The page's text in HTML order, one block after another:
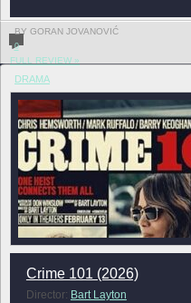
BY GORAN JOVANOVIĆ
0
FULL REVIEW »
DRAMA
Crime 101 (2026)
Director: Bart Layton